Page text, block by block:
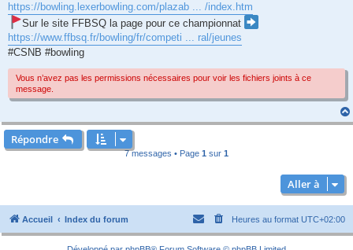
https://bowling.lexerbowling.com/plazab ... /index.htm
Sur le site FFBSQ la page pour ce championnat
https://www.ffbsq.fr/bowling/fr/competi ... ral/jeunes
#CSNB #bowling
Vous n’avez pas les permissions nécessaires pour voir les fichiers joints à ce
message.
Répondre
7 messages • Page 1 sur 1
Aller à
Accueil Index du forum Heures au format UTC+02:00